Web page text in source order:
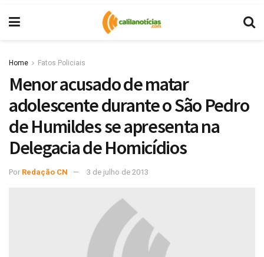
Home Fatos Policiais
Menor acusado de matar
adolescente durante o São Pedro
de Humildes se apresenta na
Delegacia de Homicídios
Por Redação CN 3 de julho de 2013